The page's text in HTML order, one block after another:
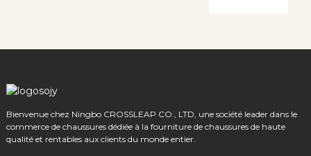
Bienvenue chez Ningbo CROSSLEAP CO., LTD, une société leader dans le
commerce de chaussures dédiée à la fourniture de chaussures de haute
qualité et rentables aux clients du monde entier.